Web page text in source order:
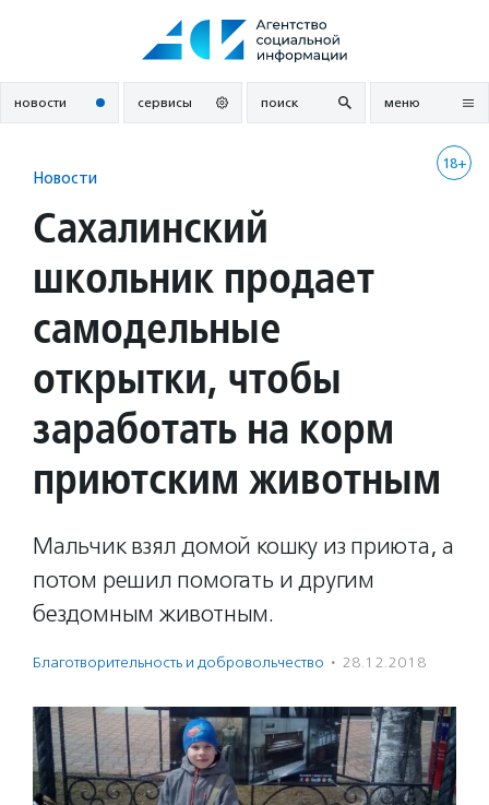
новости сервисы поиск меню
18+
Новости
Сахалинский
школьник продает
самодельные
открытки, чтобы
заработать на корм
приютским животным
Мальчик взял домой кошку из приюта, а
потом решил помогать и другим
бездомным животным.
Благотвори­тель­ность и доброволь­чест­во · 28.12.2018